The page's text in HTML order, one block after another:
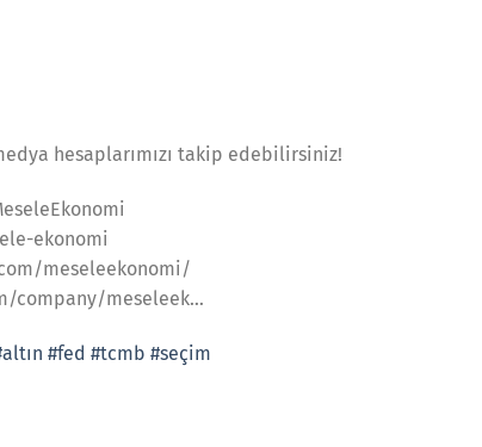
hesaplarımızı takip edebilirsiniz!
ekonomi
meseleekonomi/
company/meseleek…
#fed #tcmb #seçim